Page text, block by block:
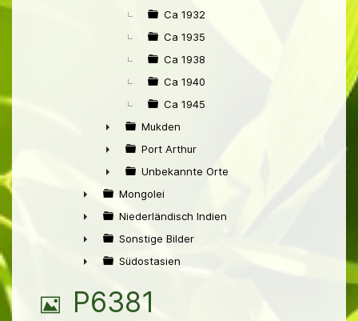
Ca 1932
Ca 1935
Ca 1938
Ca 1940
Ca 1945
►
Mukden
►
Port Arthur
►
Unbekannte Orte
►
Mongolei
►
Niederländisch Indien
►
Sonstige Bilder
Südostasien
B
P6381